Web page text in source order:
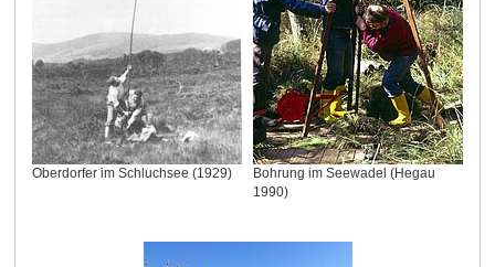
Oberdorfer im Schluchsee (1929)
Bohrung im Seewadel (Hegau
1990)